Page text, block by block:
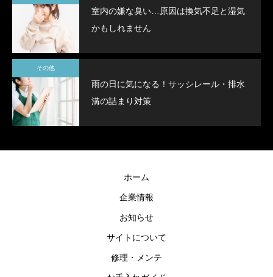
室内の嫌な臭い…原因は換気不足と湿気
かもしれません
その他
雨の日に気になる！サッシレール・排水
溝の詰まり対策
ホーム
企業情報
お知らせ
サイトについて
修理・メンテ